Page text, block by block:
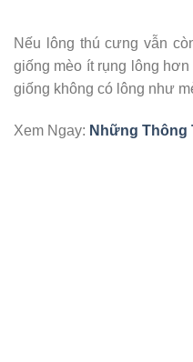
Nếu lông thú cưng vẫn
giống mèo ít rụng lông
giống không có lông như
Xem Ngay: Những Thông